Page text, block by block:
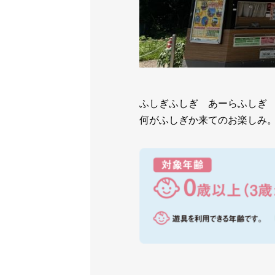
ふしぎふしぎ あーらふしぎ
何がふしぎか来てのお楽しみ